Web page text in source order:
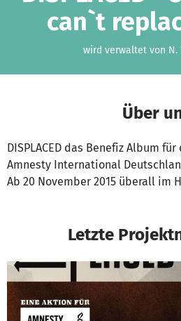
can`t
wird verwaltet von N.
Über
DISPLACED das Benefiz Album
Amnesty International
Ab 20 November 2015 überall im
Letzte